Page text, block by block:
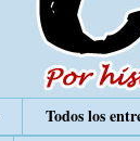
Todos los